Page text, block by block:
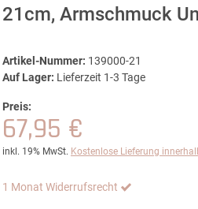
21cm, Armschmuck
Artikel-Nummer: 139000-21
Auf Lager: Lieferzeit 1-3 Tage
Preis:
67,95 €
inkl. 19% MwSt. Kostenlose Lieferung
1 Monat Widerrufsrecht